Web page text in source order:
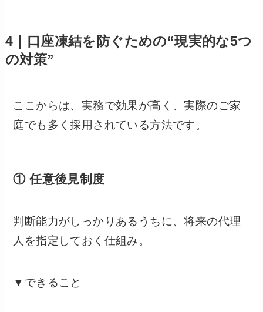
4｜口座凍結を防ぐための“現実的な5つ
の対策”
ここからは、実務で効果が高く、実際のご家
庭でも多く採用されている方法です。
① 任意後見制度
判断能力がしっかりあるうちに、将来の代理
人を指定しておく仕組み。
▼できること